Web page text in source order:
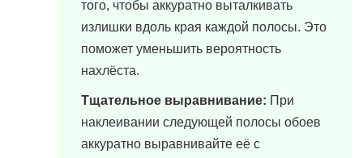
того, чтобы аккуратно выталкивать
излишки вдоль края каждой полосы. Это
поможет уменьшить вероятность
нахлёста.
Тщательное выравнивание: При
наклеивании следующей полосы обоев
аккуратно выравнивайте её с